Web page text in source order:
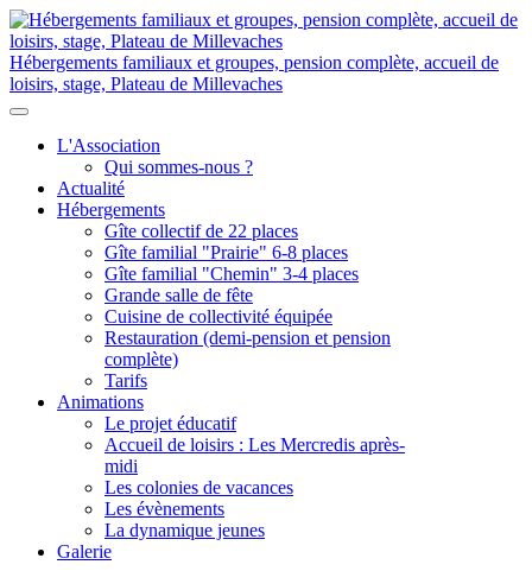
Hébergements familiaux et groupes, pension complète, accueil de
loisirs, stage, Plateau de Millevaches
L'Association
Qui sommes-nous ?
Actualité
Hébergements
Gîte collectif de 22 places
Gîte familial "Prairie" 6-8 places
Gîte familial "Chemin" 3-4 places
Grande salle de fête
Cuisine de collectivité équipée
Restauration (demi-pension et pension
complète)
Tarifs
Animations
Le projet éducatif
Accueil de loisirs : Les Mercredis après-
midi
Les colonies de vacances
Les évènements
La dynamique jeunes
Galerie